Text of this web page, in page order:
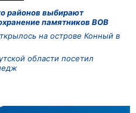
районов выбирают
памятников ВОВ
на острове Конный в
области посетил